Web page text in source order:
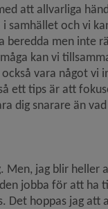
att allvarliga
samhället och vi
beredda men inte
kan vi
vara något vi
ett tips är att
dig snarare än
Men, jag blir heller
jobba för att ha
Det hoppas jag att